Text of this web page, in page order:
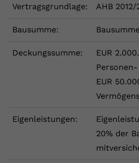
Vertragsgrundlage: AHB 2012/
Bausumme:
Deckungssumme:
EUR
EUR
Eigenleistungen:
20% der
Zweck
Speicherung von
eingebettete
yt-remote-device-